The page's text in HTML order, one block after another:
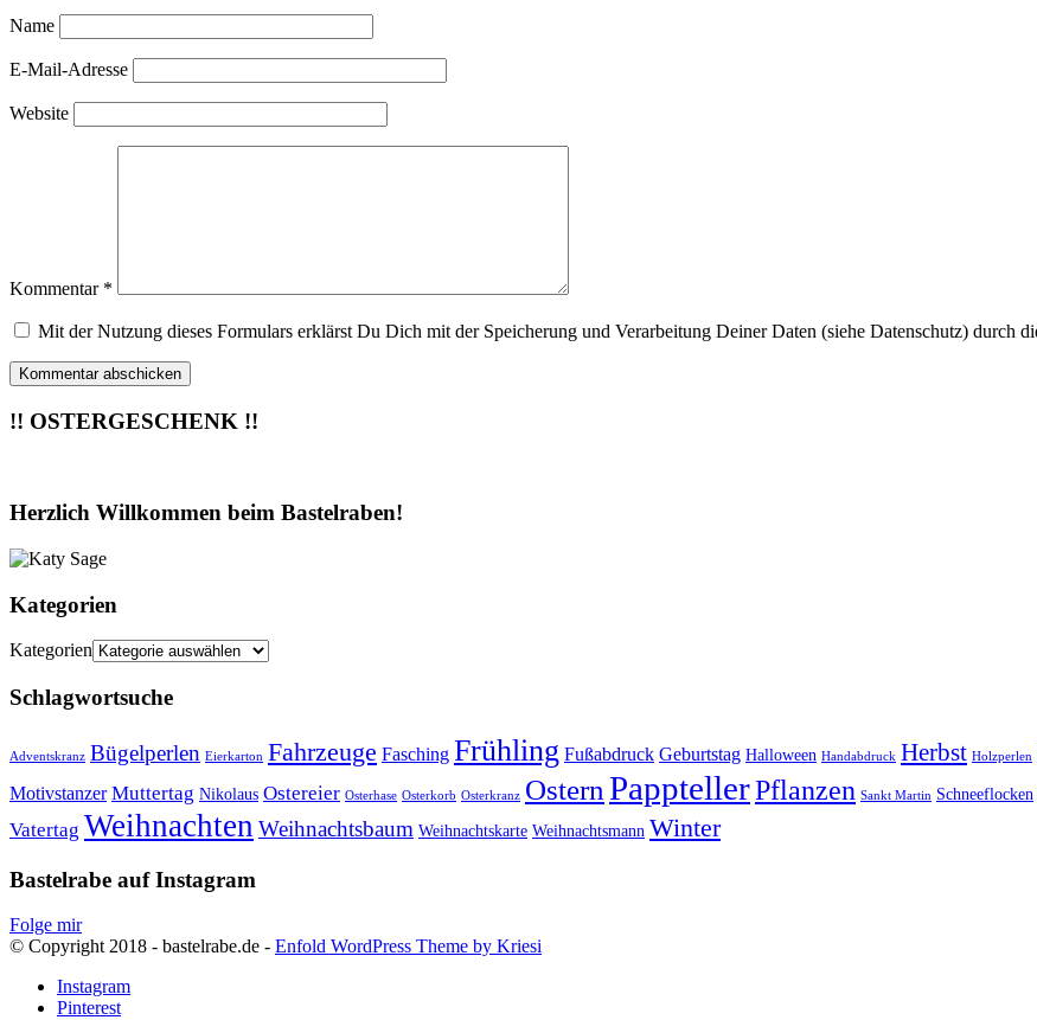
Name
E-Mail-Adresse
Website
Kommentar *
Mit der Nutzung dieses Formulars erklärst Du Dich mit der Speicherung und Verarbeitung Deiner Daten (siehe Datenschutz) durch
!! OSTERGESCHENK !!
Herzlich Willkommen beim Bastelraben!
Kategorien
Kategorien
Schlagwortsuche
Adventskranz Bügelperlen Eierkarton Fahrzeuge Fasching Frühling Fußabdruck Geburtstag Halloween Handabdruck Herbst Holzperlen
Motivstanzer Muttertag Nikolaus Ostereier Osterhase Osterkorb Osterkranz Ostern PapptellerPflanzen Sankt Martin Schneeflocken
Vatertag Weihnachten Weihnachtsbaum Weihnachtskarte Weihnachtsmann Winter
Bastelrabe auf Instagram
Folge mir
© Copyright 2018 - bastelrabe.de - Enfold WordPress Theme by Kriesi
Instagram
Pinterest